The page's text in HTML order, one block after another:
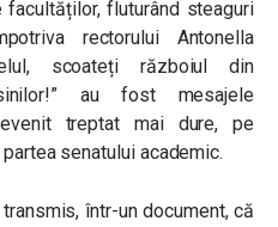
fluturând steaguri
rectorului Antonella
scoateți războiul din
” au fost mesajele
treptat mai dure, pe
senatului academic.
într-un document, că